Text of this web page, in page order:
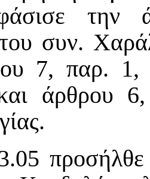
την
του συν.
7, παρ. 1,
άρθρου